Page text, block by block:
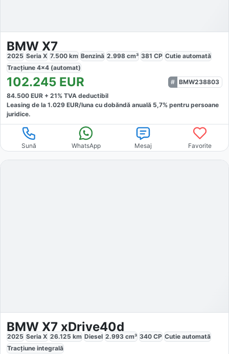
BMW X7
2025 Seria X 7.500 km Benzină 2.998 cm³ 381 CP Cutie automată
Tracțiune 4x4 (automat)
102.245 EUR
BMW238803
84.500 EUR + 21% TVA deductibil
Leasing de la 1.029 EUR/luna cu dobăndă anuală 5,7% pentru persoane
juridice.
Sună WhatsApp Mesaj Favorite
BMW X7 xDrive40d
2025 Seria X 26.125 km Diesel 2.993 cm³ 340 CP Cutie automată
Tracțiune integrală